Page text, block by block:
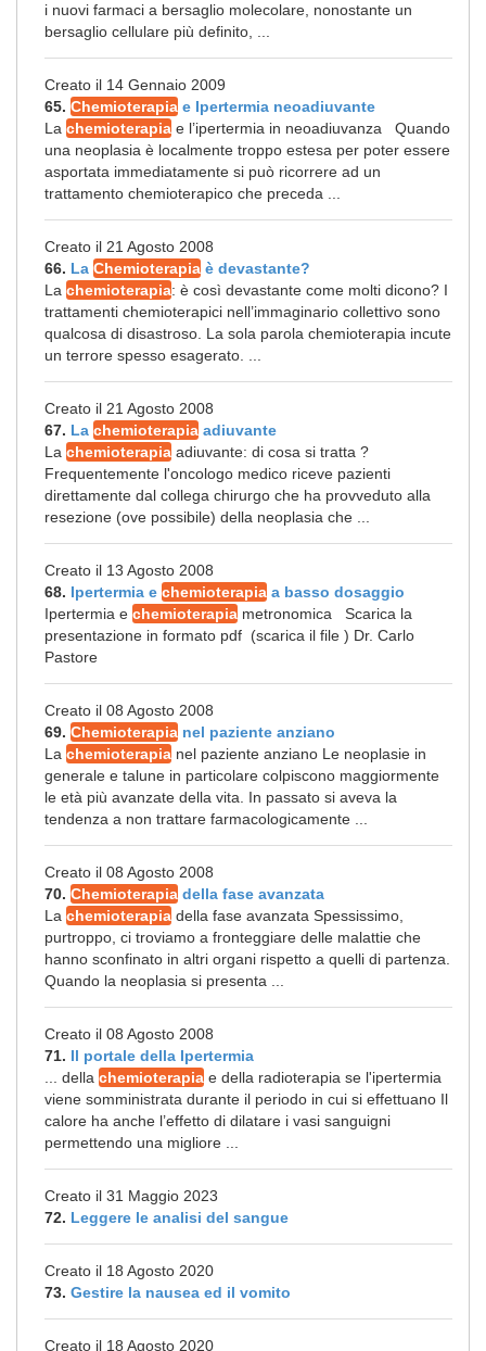
i nuovi farmaci a bersaglio molecolare, nonostante un
bersaglio cellulare più definito, ...
Creato il 14 Gennaio 2009
65. Chemioterapia e Ipertermia neoadiuvante
La chemioterapia e l’ipertermia in neoadiuvanza Quando
una neoplasia è localmente troppo estesa per poter essere
asportata immediatamente si può ricorrere ad un
trattamento chemioterapico che preceda ...
Creato il 21 Agosto 2008
66. La Chemioterapia è devastante?
La chemioterapia: è così devastante come molti dicono? I
trattamenti chemioterapici nell’immaginario collettivo sono
qualcosa di disastroso. La sola parola chemioterapia incute
un terrore spesso esagerato. ...
Creato il 21 Agosto 2008
67. La chemioterapia adiuvante
La chemioterapia adiuvante: di cosa si tratta ?
Frequentemente l'oncologo medico riceve pazienti
direttamente dal collega chirurgo che ha provveduto alla
resezione (ove possibile) della neoplasia che ...
Creato il 13 Agosto 2008
68. Ipertermia e chemioterapia a basso dosaggio
Ipertermia e chemioterapia metronomica Scarica la
presentazione in formato pdf (scarica il file ) Dr. Carlo
Pastore
Creato il 08 Agosto 2008
69. Chemioterapia nel paziente anziano
La chemioterapia nel paziente anziano Le neoplasie in
generale e talune in particolare colpiscono maggiormente
le età più avanzate della vita. In passato si aveva la
tendenza a non trattare farmacologicamente ...
Creato il 08 Agosto 2008
70. Chemioterapia della fase avanzata
La chemioterapia della fase avanzata Spessissimo,
purtroppo, ci troviamo a fronteggiare delle malattie che
hanno sconfinato in altri organi rispetto a quelli di partenza.
Quando la neoplasia si presenta ...
Creato il 08 Agosto 2008
71. Il portale della Ipertermia
... della chemioterapia e della radioterapia se l'ipertermia
viene somministrata durante il periodo in cui si effettuano Il
calore ha anche l’effetto di dilatare i vasi sanguigni
permettendo una migliore ...
Creato il 31 Maggio 2023
72. Leggere le analisi del sangue
Creato il 18 Agosto 2020
73. Gestire la nausea ed il vomito
Creato il 18 Agosto 2020